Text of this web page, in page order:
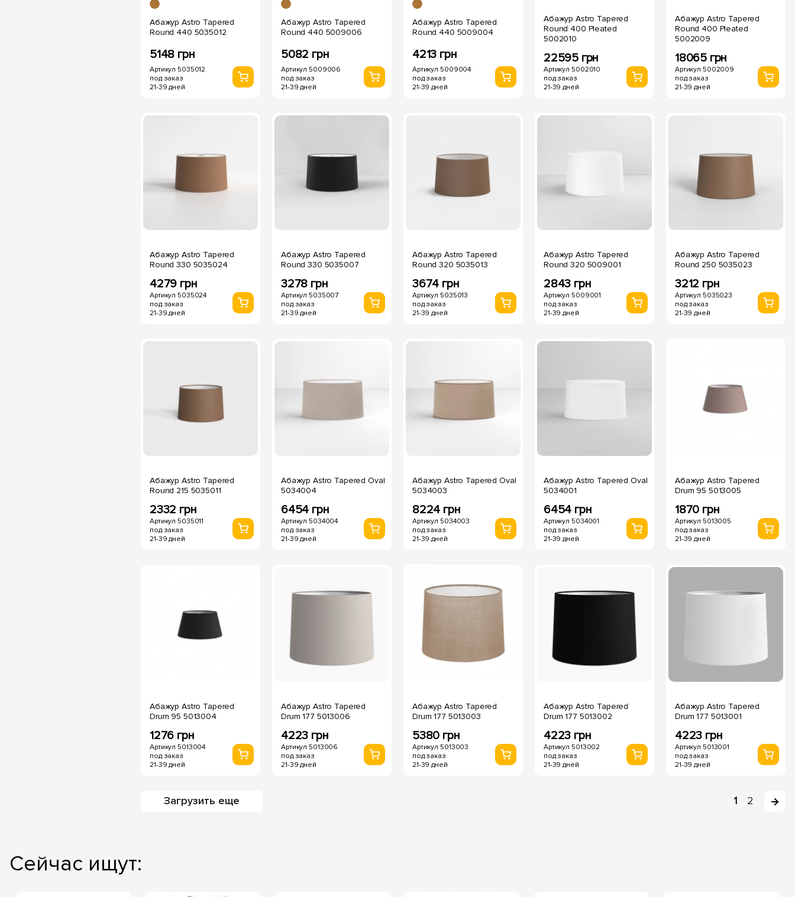
Абажур Astro Tapered
Round 440 5035012
5148 грн
Артикул 5035012
под заказ
21-39 дней
Абажур Astro Tapered
Round 440 5009006
5082 грн
Артикул 5009006
под заказ
21-39 дней
Абажур Astro Tapered
Round 440 5009004
4213 грн
Артикул 5009004
под заказ
21-39 дней
Абажур Astro Tapered
Round 400 Pleated
5002010
22595 грн
Артикул 5002010
под заказ
21-39 дней
Абажур Astro Tapered
Round 400 Pleated
5002009
18065 грн
Артикул 5002009
под заказ
21-39 дней
Абажур Astro Tapered
Round 330 5035024
4279 грн
Артикул 5035024
под заказ
21-39 дней
Абажур Astro Tapered
Round 330 5035007
3278 грн
Артикул 5035007
под заказ
21-39 дней
Абажур Astro Tapered
Round 320 5035013
3674 грн
Артикул 5035013
под заказ
21-39 дней
Абажур Astro Tapered
Round 320 5009001
2843 грн
Артикул 5009001
под заказ
21-39 дней
Абажур Astro Tapered
Round 250 5035023
3212 грн
Артикул 5035023
под заказ
21-39 дней
Абажур Astro Tapered
Round 215 5035011
2332 грн
Артикул 5035011
под заказ
21-39 дней
Абажур Astro Tapered Oval
5034004
6454 грн
Артикул 5034004
под заказ
21-39 дней
Абажур Astro Tapered Oval
5034003
8224 грн
Артикул 5034003
под заказ
21-39 дней
Абажур Astro Tapered Oval
5034001
6454 грн
Артикул 5034001
под заказ
21-39 дней
Абажур Astro Tapered
Drum 95 5013005
1870 грн
Артикул 5013005
под заказ
21-39 дней
Абажур Astro Tapered
Drum 95 5013004
1276 грн
Артикул 5013004
под заказ
21-39 дней
Абажур Astro Tapered
Drum 177 5013006
4223 грн
Артикул 5013006
под заказ
21-39 дней
Абажур Astro Tapered
Drum 177 5013003
5380 грн
Артикул 5013003
под заказ
21-39 дней
Абажур Astro Tapered
Drum 177 5013002
4223 грн
Артикул 5013002
под заказ
21-39 дней
Абажур Astro Tapered
Drum 177 5013001
4223 грн
Артикул 5013001
под заказ
21-39 дней
Загрузить еще 1 2
Сейчас ищут: